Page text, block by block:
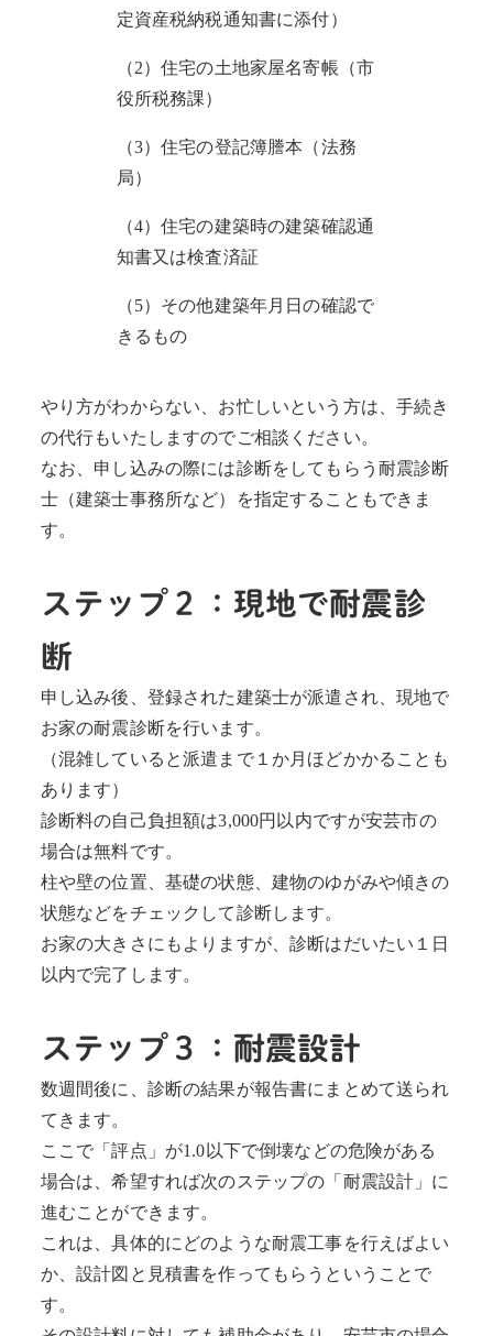
定資産税納税通知書に添付）
（2）住宅の土地家屋名寄帳（市
役所税務課）
（3）住宅の登記簿謄本（法務
局）
（4）住宅の建築時の建築確認通
知書又は検査済証
（5）その他建築年月日の確認で
きるもの
やり方がわからない、お忙しいという方は、手続き
の代行もいたしますのでご相談ください。
なお、申し込みの際には診断をしてもらう耐震診断
士（建築士事務所など）を指定することもできま
す。
ステップ２：現地で耐震診
断
申し込み後、登録された建築士が派遣され、現地で
お家の耐震診断を行います。
（混雑していると派遣まで１か月ほどかかることも
あります）
診断料の自己負担額は3,000円以内ですが安芸市の
場合は無料です。
柱や壁の位置、基礎の状態、建物のゆがみや傾きの
状態などをチェックして診断します。
お家の大きさにもよりますが、診断はだいたい１日
以内で完了します。
ステップ３：耐震設計
数週間後に、診断の結果が報告書にまとめて送られ
てきます。
ここで「評点」が1.0以下で倒壊などの危険がある
場合は、希望すれば次のステップの「耐震設計」に
進むことができます。
これは、具体的にどのような耐震工事を行えばよい
か、設計図と見積書を作ってもらうということで
す。